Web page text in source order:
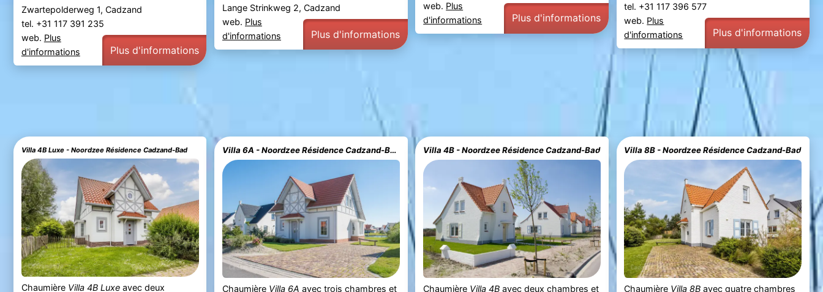
Zwartepolderweg 1, Cadzand
tel. +31 117 391 235
web. Plus
d'informations
Plus d'informations
Lange Strinkweg 2, Cadzand
web. Plus
d'informations
Plus d'informations
web. Plus
d'informations
Plus d'informations
tel. +31 117 396 577
web. Plus
d'informations
Plus d'informations
Villa 4B Luxe - Noordzee Résidence Cadzand-Bad
Chaumière Villa 4B Luxeavec deux
Villa 6A - Noordzee Résidence Cadzand-Bad
Chaumière Villa 6A avec trois chambres et
Villa 4B - Noordzee Résidence Cadzand-Bad
Chaumière Villa 4B avec deux chambres et
Villa 8B - Noordzee Résidence Cadzand-Bad
Chaumière Villa 8B avec quatre chambres